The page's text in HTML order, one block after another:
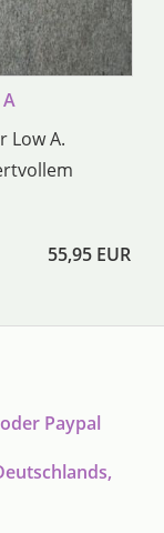
Low A.
55,95 EUR
Paypal